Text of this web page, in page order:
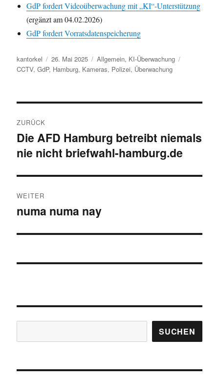
GdP fordert Videoüberwachung mit „KI“-Unterstützung
(ergänzt am 04.02.2026)
GdP fordert Vorratsdatenspeicherung
Autor
kantorkel
Veröffentlicht
am
26. Mai 2025 Kategorien
Allgemein, KI-Überwachung
CCTV,GdP, Hamburg, Kameras, Polizei, Überwachung
ZURÜCK
Vorheriger
Beitrag:
Die AFD Hamburg betreibt niemals
nie nicht briefwahl-hamburg.de
WEITER
Nächster
numa numa nay
SUCHEN